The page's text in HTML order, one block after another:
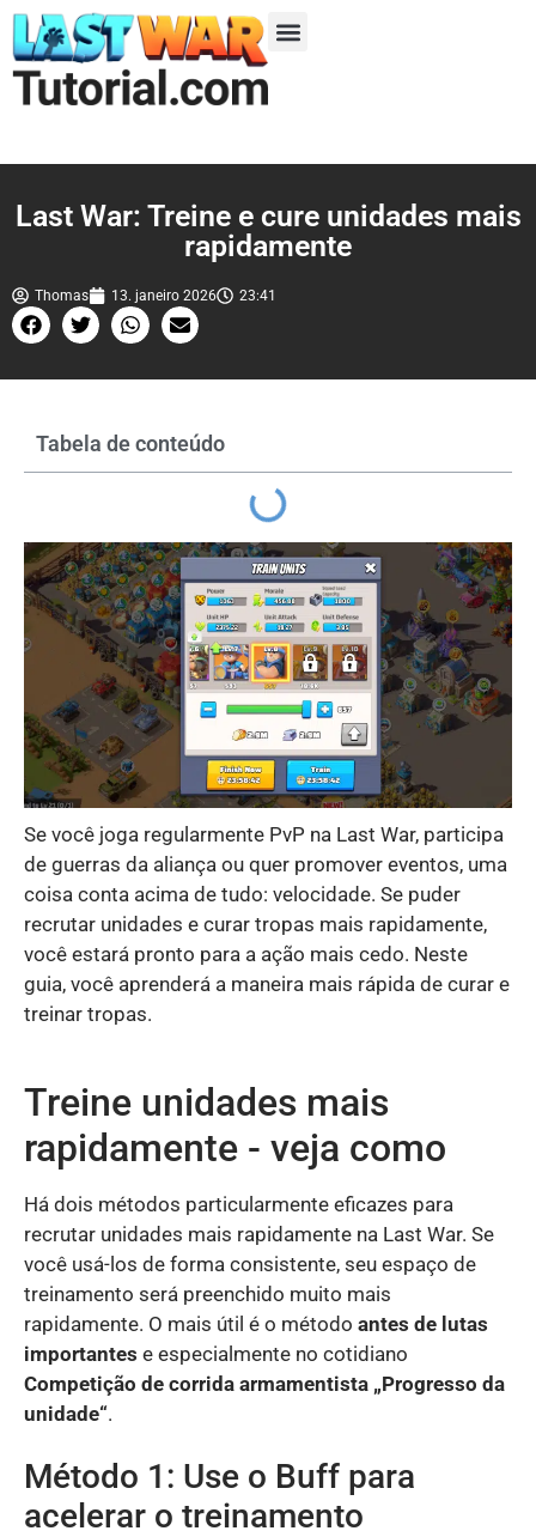
Last War: Treine e cure unidades mais
rapidamente
Thomas 13. janeiro 2026 23:41
Tabela de conteúdo
Se você joga regularmente PvP na Last War, participa
de guerras da aliança ou quer promover eventos, uma
coisa conta acima de tudo: velocidade. Se puder
recrutar unidades e curar tropas mais rapidamente,
você estará pronto para a ação mais cedo. Neste
guia, você aprenderá a maneira mais rápida de curar e
treinar tropas.
Treine unidades mais
rapidamente - veja como
Há dois métodos particularmente eficazes para
recrutar unidades mais rapidamente na Last War. Se
você usá-los de forma consistente, seu espaço de
treinamento será preenchido muito mais
rapidamente. O mais útil é o método antes de lutas
importantes e especialmente no cotidiano
Competição de corrida armamentista „Progresso da
unidade“.
Método 1: Use o Buff para
acelerar o treinamento